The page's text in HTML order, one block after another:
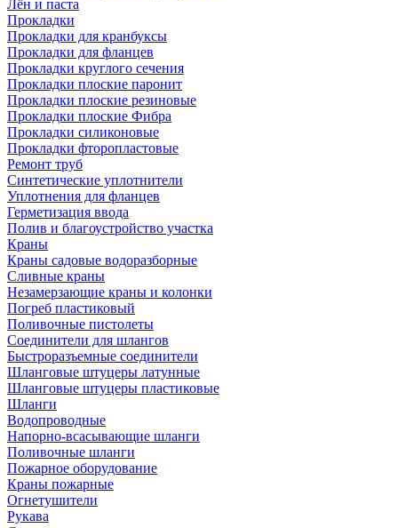
Лён и паста
Прокладки
Прокладки для кранбуксы
Прокладки для фланцев
Прокладки круглого сечения
Прокладки плоские паронит
Прокладки плоские резиновые
Прокладки плоские Фибра
Прокладки силиконовые
Прокладки фторопластовые
Ремонт труб
Синтетические уплотнители
Уплотнения для фланцев
Герметизация ввода
Полив и благоустройство участка
Краны
Краны садовые водоразборные
Сливные краны
Незамерзающие краны и колонки
Погреб пластиковый
Поливочные пистолеты
Соединители для шлангов
Быстроразъемные соединители
Шланговые штуцеры латунные
Шланговые штуцеры пластиковые
Шланги
Водопроводные
Напорно-всасывающие шланги
Поливочные шланги
Пожарное оборудование
Краны пожарные
Огнетушители
Рукава